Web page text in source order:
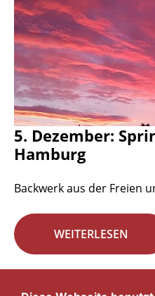
5. Dezember:
Hamburg
Backwerk aus der Freien
WEITERLESEN